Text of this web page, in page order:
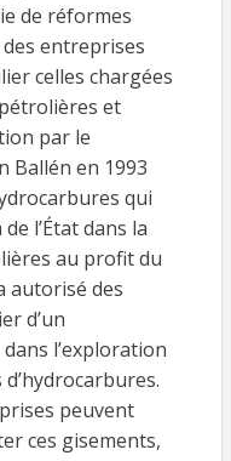
de réformes
entreprises
celles chargées
et
par le
Ballén en 1993
qui
l’État dans la
au profit du
autorisé des
d’un
l’exploration
peuvent
ces gisements,